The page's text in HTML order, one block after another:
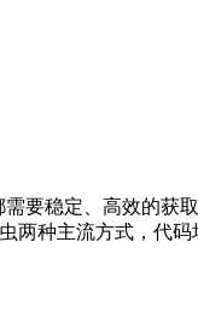
要稳定、高效的获
两种主流方式，代